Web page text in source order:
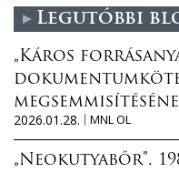
Legutóbbi
„Káros
2026.01.28.
MNL OL
„Neokutyabőr”.